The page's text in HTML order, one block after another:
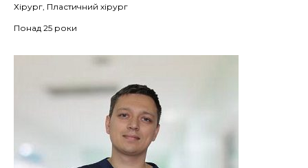
Хірург, Пластичний хірург
Понад 25 роки